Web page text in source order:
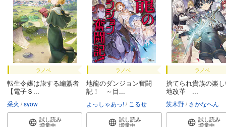
ラノベ
転生令嬢は旅する編纂者
【電子Ｓ...
采火 syow
試し読み
増量中
ラノベ
地龍のダンジョン奮闘
記！ ～目...
よっしゃあっ! こるせ
試し読み
増量中
ラノベ
捨てられ貴族の楽
地改革 ...
茨木野 さかなへん
試し読み
増量中